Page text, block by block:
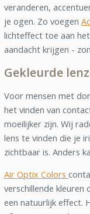
veranderen,
je ogen. Zo voegen
lichteffect toe aan
aandacht krijgen -
Gekleurde
Voor mensen met
het vinden van
moeilijker zijn. Wij
lens te vinden die je
zichtbaar is. Anders
Air Optix Colors
verschillende
een natuurlijk effect.